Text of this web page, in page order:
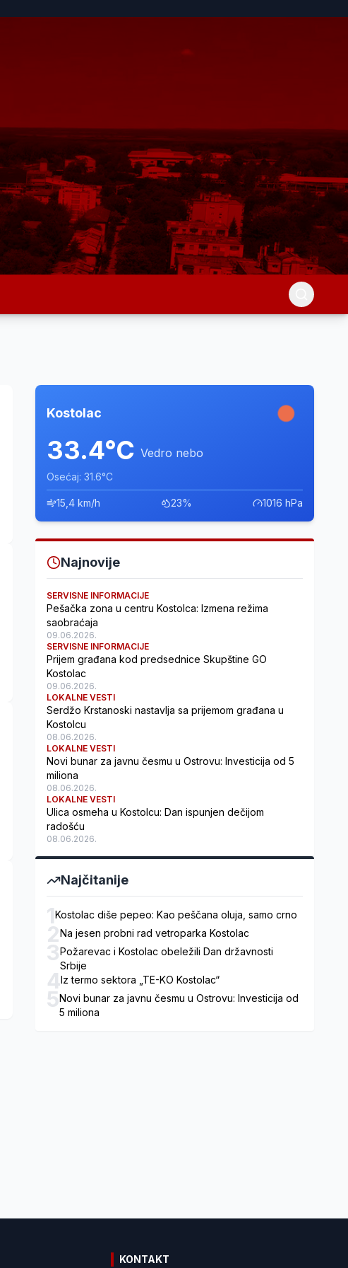
Kostolac
33.4°C Vedro nebo
Osećaj: 31.6°C
15,4 km/h 23% 1016 hPa
Najnovije
SERVISNE INFORMACIJE
Pešačka zona u centru Kostolca: Izmena režima
saobraćaja
09.06.2026.
SERVISNE INFORMACIJE
Prijem građana kod predsednice Skupštine GO
Kostolac
09.06.2026.
LOKALNE VESTI
Serdžo Krstanoski nastavlja sa prijemom građana u
Kostolcu
08.06.2026.
LOKALNE VESTI
Novi bunar za javnu česmu u Ostrovu: Investicija od 5
miliona
08.06.2026.
LOKALNE VESTI
Ulica osmeha u Kostolcu: Dan ispunjen dečijom
radošću
08.06.2026.
Najčitanije
1Kostolac diše pepeo: Kao peščana oluja, samo crno
2Na jesen probni rad vetroparka Kostolac
3Požarevac i Kostolac obeležili Dan državnosti
Srbije
4Iz termo sektora „TE-KO Kostolac“
5Novi bunar za javnu česmu u Ostrovu: Investicija od
5 miliona
KONTAKT